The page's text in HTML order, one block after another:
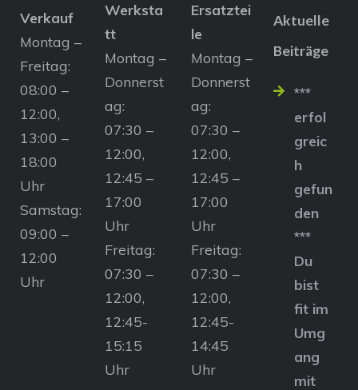
Verkauf
Montag –
Freitag:
08:00 –
12:00,
13:00 –
18:00
Uhr
Samstag:
09:00 –
12:00
Uhr
Werksta
tt
Montag –
Donnerst
ag:
07:30 –
12:00,
12:45 –
17:00
Uhr
Freitag:
07:30 –
12:00,
12:45-
15:15
Uhr
Ersatztei
le
Montag –
Donnerst
ag:
07:30 –
12:00,
12:45 –
17:00
Uhr
Freitag:
07:30 –
12:00,
12:45-
14:45
Uhr
Aktuelle
Beiträge
***
erfol
greic
h
gefun
den
***
Du
bist
fit im
Umg
ang
mit